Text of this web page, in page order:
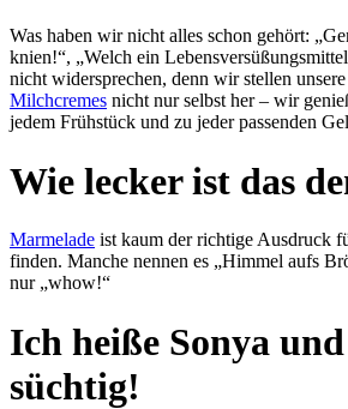
Was haben wir nicht alles schon gehört:
knien!“, „Welch ein
nicht wider­sprechen, denn wir stel­len un­se­re
Milch­cremes nicht nur selbst her – wir
jedem Früh­stück und zu je­der pas­sen­den
Wie lecker ist das
Marmelade ist kaum der rich­ti­ge Aus­druck
finden. Man­che nen­nen es „Himmel aufs
nur „whow!“
Ich heiße Sonya
süchtig!